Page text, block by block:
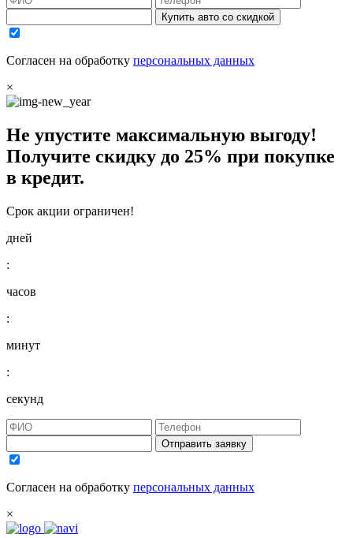
Купить авто со скидкой
Согласен на обработку персональных данных
×
Не упустите максимальную выгоду!
Получите скидку до 25% при покупке
в кредит.
Срок акции ограничен!
дней
:
часов
:
минут
:
секунд
Отправить заявку
Согласен на обработку персональных данных
×